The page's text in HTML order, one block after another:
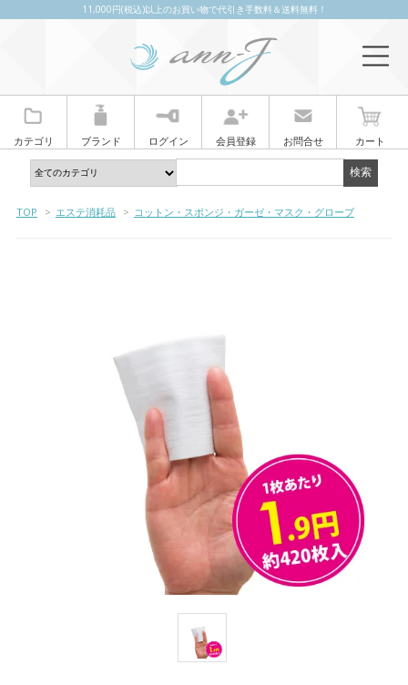
11,000円(税込)以上のお買い物で代引き手数料＆送料無料！
カテゴリ ブランド ログイン 会員登録 お問合せ カート
TOP > エステ消耗品 > コットン・スポンジ・ガーゼ・マスク・グローブ